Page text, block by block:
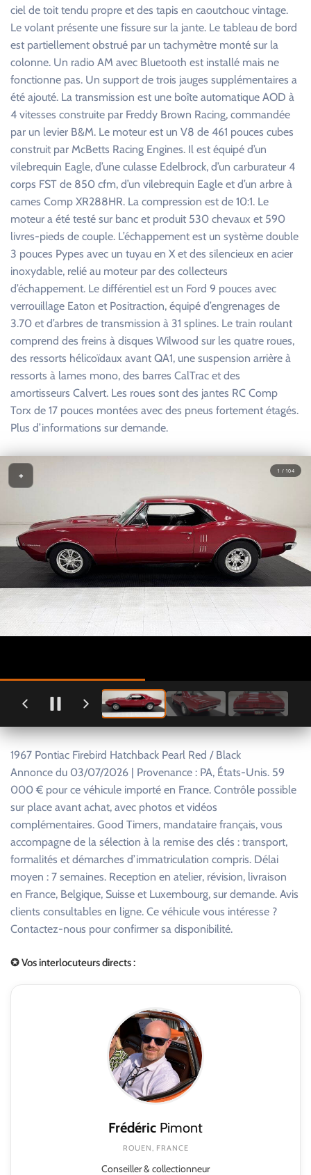
ciel de toit tendu propre et des tapis en caoutchouc vintage.
Le volant présente une fissure sur la jante. Le tableau de bord
est partiellement obstrué par un tachymètre monté sur la
colonne. Un radio AM avec Bluetooth est installé mais ne
fonctionne pas. Un support de trois jauges supplémentaires a
été ajouté. La transmission est une boîte automatique AOD à
4 vitesses construite par Freddy Brown Racing, commandée
par un levier B&M. Le moteur est un V8 de 461 pouces cubes
construit par McBetts Racing Engines. Il est équipé d’un
vilebrequin Eagle, d’une culasse Edelbrock, d’un carburateur 4
corps FST de 850 cfm, d’un vilebrequin Eagle et d’un arbre à
cames Comp XR288HR. La compression est de 10:1. Le
moteur a été testé sur banc et produit 530 chevaux et 590
livres-pieds de couple. L’échappement est un système double
3 pouces Pypes avec un tuyau en X et des silencieux en acier
inoxydable, relié au moteur par des collecteurs
d’échappement. Le différentiel est un Ford 9 pouces avec
verrouillage Eaton et Positraction, équipé d’engrenages de
3.70 et d’arbres de transmission à 31 splines. Le train roulant
comprend des freins à disques Wilwood sur les quatre roues,
des ressorts hélicoïdaux avant QA1, une suspension arrière à
ressorts à lames mono, des barres CalTrac et des
amortisseurs Calvert. Les roues sont des jantes RC Comp
Torx de 17 pouces montées avec des pneus fortement étagés.
Plus d’informations sur demande.
1 / 104
+
1967 Pontiac Firebird Hatchback Pearl Red / Black
Annonce du 03/07/2026 | Provenance : PA, États-Unis. 59
000 € pour ce véhicule importé en France. Contrôle possible
sur place avant achat, avec photos et vidéos
complémentaires. Good Timers, mandataire français, vous
accompagne de la sélection à la remise des clés : transport,
formalités et démarches d’immatriculation compris. Délai
moyen : 7 semaines. Reception en atelier, révision, livraison
en France, Belgique, Suisse et Luxembourg, sur demande. Avis
clients consultables en ligne. Ce véhicule vous intéresse ?
Contactez-nous pour confirmer sa disponibilité.
✪ Vos interlocuteurs directs :
Frédéric Pimont
ROUEN, FRANCE
Conseiller & collectionneur